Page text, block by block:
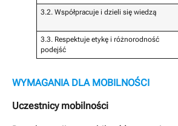
3.2. Współpracuje i dzieli się wiedzą
3.3. Respektuje etykę i różnorodność
podejść
WYMAGANIA DLA MOBILNOŚCI
Uczestnicy mobilności